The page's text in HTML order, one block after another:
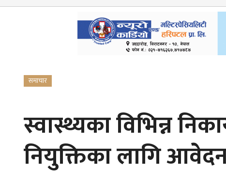
समाचार
स्वास्थ्यका विभिन्न
नियुक्तिका लागि